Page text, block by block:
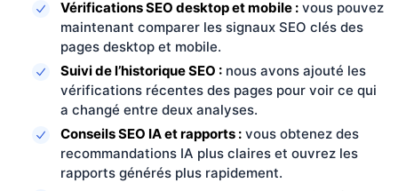
Vérifications SEO desktop et mobile : vous pouvez
maintenant comparer les signaux SEO clés des
pages desktop et mobile.
Suivi de l’historique SEO : nous avons ajouté les
vérifications récentes des pages pour voir ce qui
a changé entre deux analyses.
Conseils SEO IA et rapports : vous obtenez des
recommandations IA plus claires et ouvrez les
rapports générés plus rapidement.